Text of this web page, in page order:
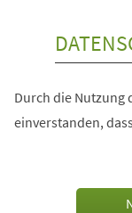
Durch die Nutzung
einverstanden,